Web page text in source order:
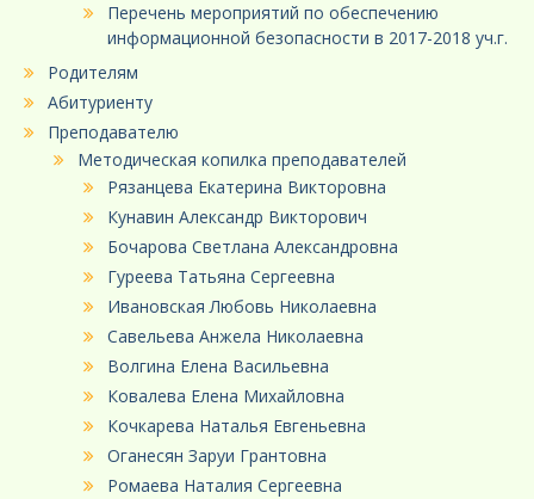
Перечень мероприятий по обеспечению
информационной безопасности в 2017-2018 уч.г.
Родителям
Абитуриенту
Преподавателю
Методическая копилка преподавателей
Рязанцева Екатерина Викторовна
Кунавин Александр Викторович
Бочарова Светлана Александровна
Гуреева Татьяна Сергеевна
Ивановская Любовь Николаевна
Савельева Анжела Николаевна
Волгина Елена Васильевна
Ковалева Елена Михайловна
Кочкарева Наталья Евгеньевна
Оганесян Заруи Грантовна
Ромаева Наталия Сергеевна